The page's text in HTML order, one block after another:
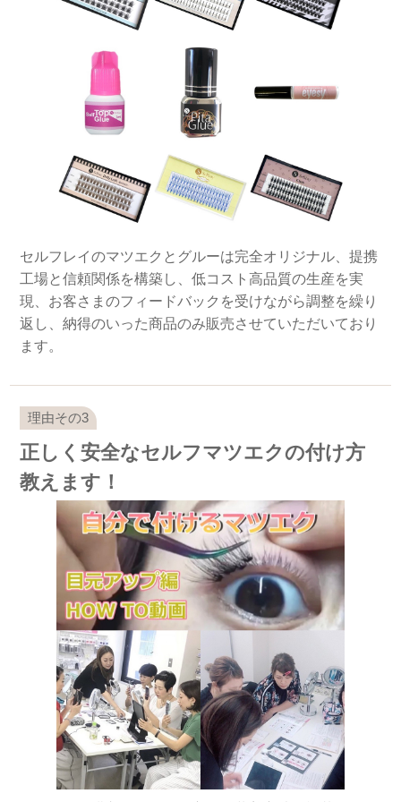
セルフレイのマツエクとグルーは完全オリジナル、提携
工場と信頼関係を構築し、低コスト高品質の生産を実
現、お客さまのフィードバックを受けながら調整を繰り
返し、納得のいった商品のみ販売させていただいており
ます。
正しく安全なセルフマツエクの付け方
教えます！